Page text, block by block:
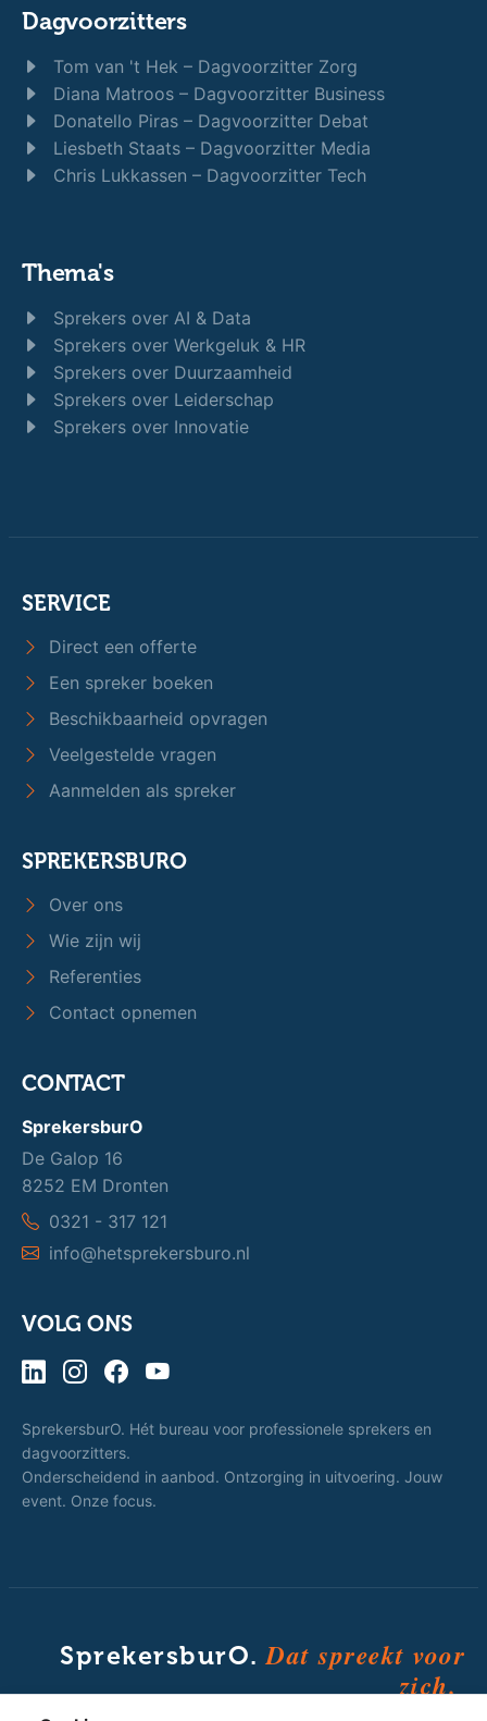
Dagvoorzitters
Tom van 't Hek – Dagvoorzitter Zorg
Diana Matroos – Dagvoorzitter Business
Donatello Piras – Dagvoorzitter Debat
Liesbeth Staats – Dagvoorzitter Media
Chris Lukkassen – Dagvoorzitter Tech
Thema's
Sprekers over AI & Data
Sprekers over Werkgeluk & HR
Sprekers over Duurzaamheid
Sprekers over Leiderschap
Sprekers over Innovatie
SERVICE
Direct een offerte
Een spreker boeken
Beschikbaarheid opvragen
Veelgestelde vragen
Aanmelden als spreker
SPREKERSBURO
Over ons
Wie zijn wij
Referenties
Contact opnemen
CONTACT
SprekersburO
De Galop 16
8252 EM Dronten
0321 - 317 121
info@hetsprekersburo.nl
VOLG ONS
SprekersburO. Hét bureau voor professionele sprekers en
dagvoorzitters.
Onderscheidend in aanbod. Ontzorging in uitvoering. Jouw
event. Onze focus.
SprekersburO. Dat spreekt voor
zich.